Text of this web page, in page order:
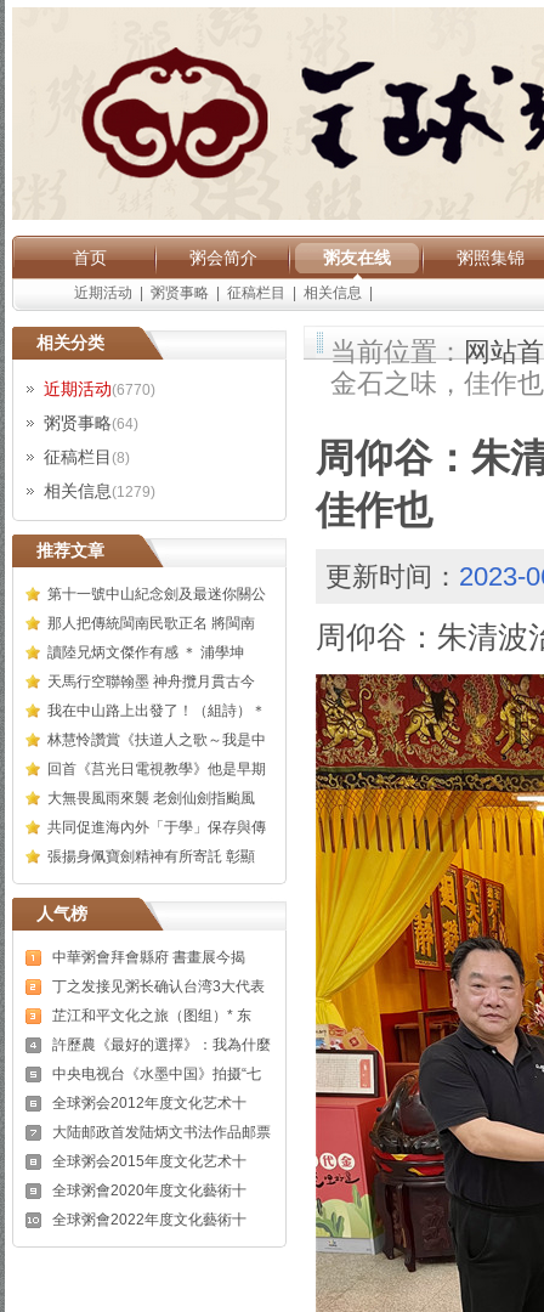
首页 粥会简介 粥友在线 粥照集锦
近期活动 粥贤事略 征稿栏目 相关信息
相关分类
近期活动(6770)
粥贤事略(64)
征稿栏目 (8)
相关信息(1279)
推荐文章
第十一號中山紀念劍及最迷你關公
那人把傳統閩南民歌正名 將閩南
讀陸兄炳文傑作有感 ＊ 浦學坤
天馬行空聯翰墨 神舟攬月貫古今
我在中山路上出發了！（組詩）＊
林慧怜讚賞《扶道人之歌～我是中
回首《莒光日電視教學》他是早期
大無畏風雨來襲 老劍仙劍指颱風
共同促進海內外「于學」保存與傳
張揚身佩寶劍精神有所寄託 彰顯
人气榜
中華粥會拜會縣府 書畫展今揭
丁之发接见粥长确认台湾3大代表
芷江和平文化之旅（图组）* 东
許歷農《最好的選擇》：我為什麼
中央电视台《水墨中国》拍摄“七
全球粥会2012年度文化艺术十
大陆邮政首发陆炳文书法作品邮票
全球粥会2015年度文化艺术十
全球粥會2020年度文化藝術十
全球粥會2022年度文化藝術十
当前位置：网站
金石之味，佳作也
周仰谷：朱
佳作也
更新时间： 2023-
周仰谷：朱清波